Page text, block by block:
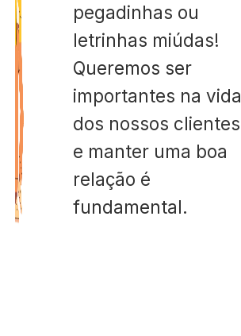
pegadinhas ou
letrinhas miúdas!
Queremos ser
importantes na vida
dos nossos clientes
e manter uma boa
relação é
fundamental.